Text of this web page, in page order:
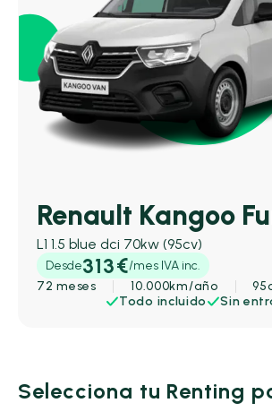
Renault Kangoo
L1 1.5 blue dci 70kw (95cv)
Desde313€/mes IVA inc.
72 meses
10.000km/año
Todo incluido
Sin
Selecciona tu Renting